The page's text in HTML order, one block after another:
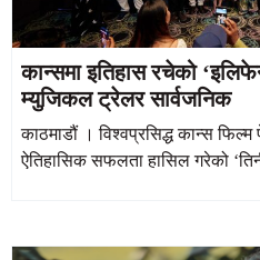
कान्समा इतिहास रचेको
म्युजिकल ट्रेलर सार्वजनिक
काठमाडौं । विश्वप्रसिद्ध कान्स
ऐतिहासिक सफलता हासिल गरेको